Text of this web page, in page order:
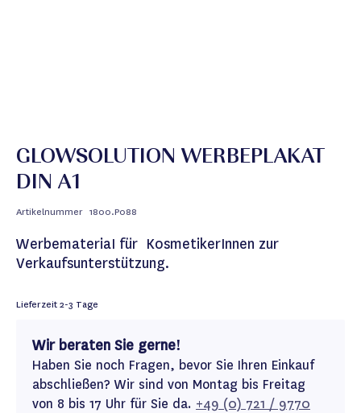
GLOWSOLUTION WERBEPLAKAT
DIN A1
Artikelnummer 1800.P088
WerbemateriaI für KosmetikerInnen zur
Verkaufsunterstützung.
Lieferzeit2-3 Tage
Wir beraten Sie gerne!
Haben Sie noch Fragen, bevor Sie Ihren Einkauf
abschließen? Wir sind von Montag bis Freitag
von 8 bis 17 Uhr für Sie da. +49 (0) 721 / 9770